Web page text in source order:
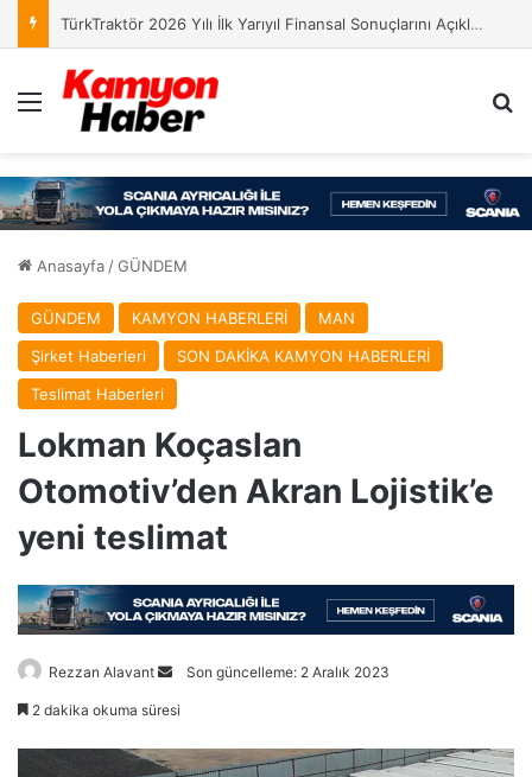
MAN, IAA Transportation 2026’da Yeniliklerini Sergileyecek
Menü
Anasayfa /GÜNDEM
GÜNDEM KAMYON HABERLERİ
MAN
Şirket Haberleri
SON DAKİKA KAMYON HABERLERİ
Teslimat Haberleri
Lokman Koçaslan
Otomotiv’den Akran Lojistik’e
yeni teslimat
Rezzan Alavant
Bir
göndermek
Son güncelleme: 2 Aralık 2023
2 dakika okuma süresi